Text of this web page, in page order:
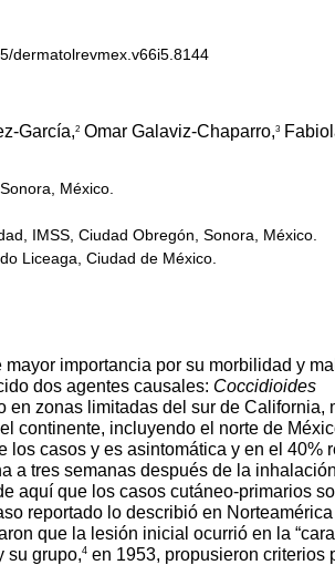
dermatolrevmex.v66i5.8144
García,2 Omar Galaviz-Chaparro,3
México.
IMSS, Ciudad Obregón, Sonora, México.
Liceaga, Ciudad de México.
importancia por su morbilidad y
dos agentes causales: Coccidioides
en zonas limitadas del sur de California,
continente, incluyendo el norte de
casos y es asintomática y en el 40%
a tres semanas después de la
aquí que los casos cutáneo-primarios
reportado lo describió en
que la lesión inicial ocurrió en la
su grupo,4 en 1953, propusieron criterios